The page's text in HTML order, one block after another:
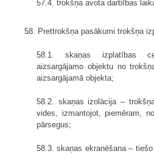
57.4. trokšņa avota darbības
58. Prettrokšņa pasākumi trokšņa
58.1. skaņas izplatības
aizsargājamo objektu no
aizsargājamā objekta;
58.2. skaņas izolācija –
vides, izmantojot, piemēram,
pārsegus;
58.3. skaņas ekranēšana –